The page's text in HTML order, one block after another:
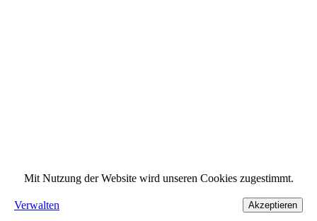
Mit Nutzung der Website wird unseren Cookies zugestimmt.
Verwalten Akzeptieren